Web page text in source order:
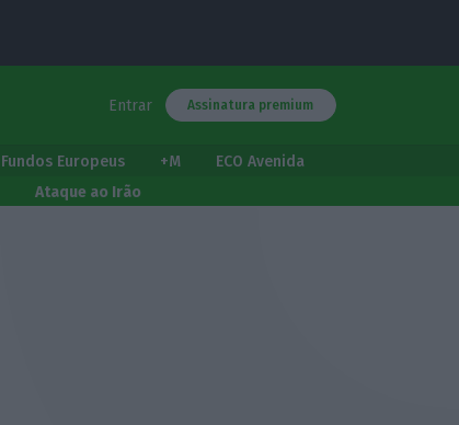
Entrar Assinatura premium
Fundos Europeus +M
ECO Avenida
Ataque ao Irão